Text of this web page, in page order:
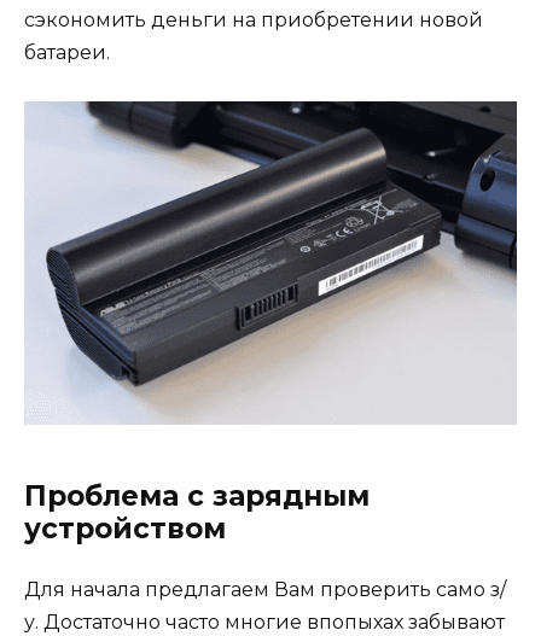
сэкономить деньги на приобретении новой
батареи.
Проблема с зарядным
устройством
Для начала предлагаем Вам проверить само з/
у. Достаточно часто многие впопыхах забывают